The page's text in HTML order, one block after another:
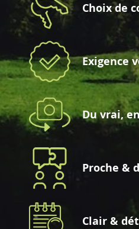
Choix de
Exigence
Du vrai,
Proche &
Clair &